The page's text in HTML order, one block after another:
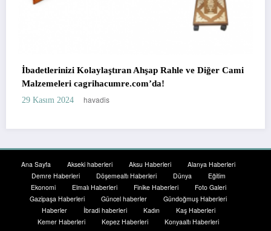
Ahşap Rahle ve Diğer Cami
Ana Sayfa Akseki haberleri Aksu Haberleri
Alanya Haberleri
Demre Haberleri
Döşemealtı Haberleri Dünya
Eğitim
Ekonomi
Elmalı Haberleri Finike Haberleri
Foto Galeri
Gazipaşa Haberleri
Güncel haberler
Gündoğmuş Haberleri
Haberler
İbradi haberleri Kadın
Kaş Haberleri